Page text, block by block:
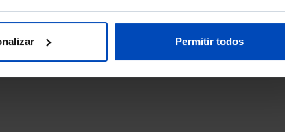
Permitir todos